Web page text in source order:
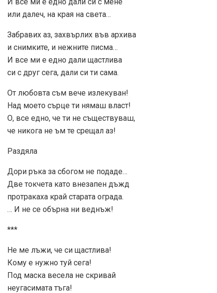
или далеч, на края на света…
Забравих аз, захвърлих във архива
и снимките, и нежните писма…
И все ми е едно дали щастлива
си с друг сега, дали си ти сама.
От любовта съм вече излекуван!
Над моето сърце ти нямаш власт!
О, все едно, че ти не съществуваш,
че никога не ъм те срещал аз!
Раздяла
Дори ръка за сбогом не подаде…
Две токчета като внезапен дъжд
протракаха край старата ограда.
… И не се обърна ни веднъж!
***
Не ме лъжи, че си щастлива!
Кому е нужно туй сега!
Под маска весела не скривай
неугасимата тъга!